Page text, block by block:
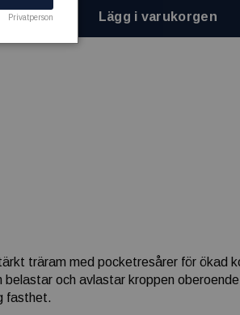
Lägg i varukorgen
träram med pocketresårer för ökad
och avlastar kroppen
fasthet.
Privatperson